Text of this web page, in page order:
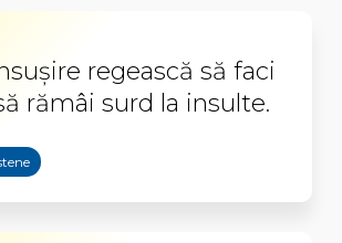
regească să faci
rămâi surd la insulte.